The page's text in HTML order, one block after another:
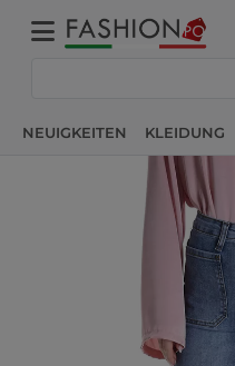
NEUIGKEITEN KLEIDUNG